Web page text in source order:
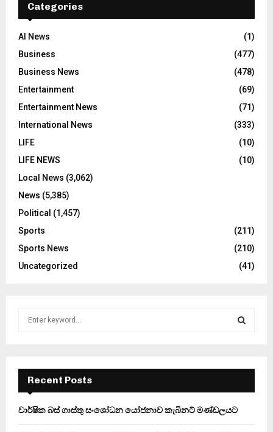
Categories
AI News
(1)
Business
(477)
Business News
(478)
Entertainment
(69)
Entertainment News
(71)
International News
(333)
LIFE
(10)
LIFE NEWS
(10)
Local News (3,062)
News (5,385)
Political (1,457)
Sports
(211)
Sports News
(210)
Uncategorized
(41)
f
r
E
A
Recent Posts
වාර්ෂික බස් ගාස්තු සංශෝධන යෝජනාව කැබිනට් මණ්ඩලයට